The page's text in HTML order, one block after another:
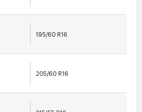
195/60 R16
205/60 R16